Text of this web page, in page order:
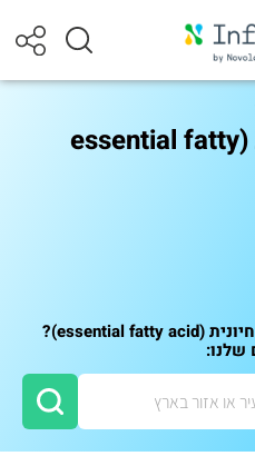
חומצת שומן חיונית (essential fatty
רוצה להתייעץ על חומצת שומן חיונית (essential fatty acid)?
שלנו: